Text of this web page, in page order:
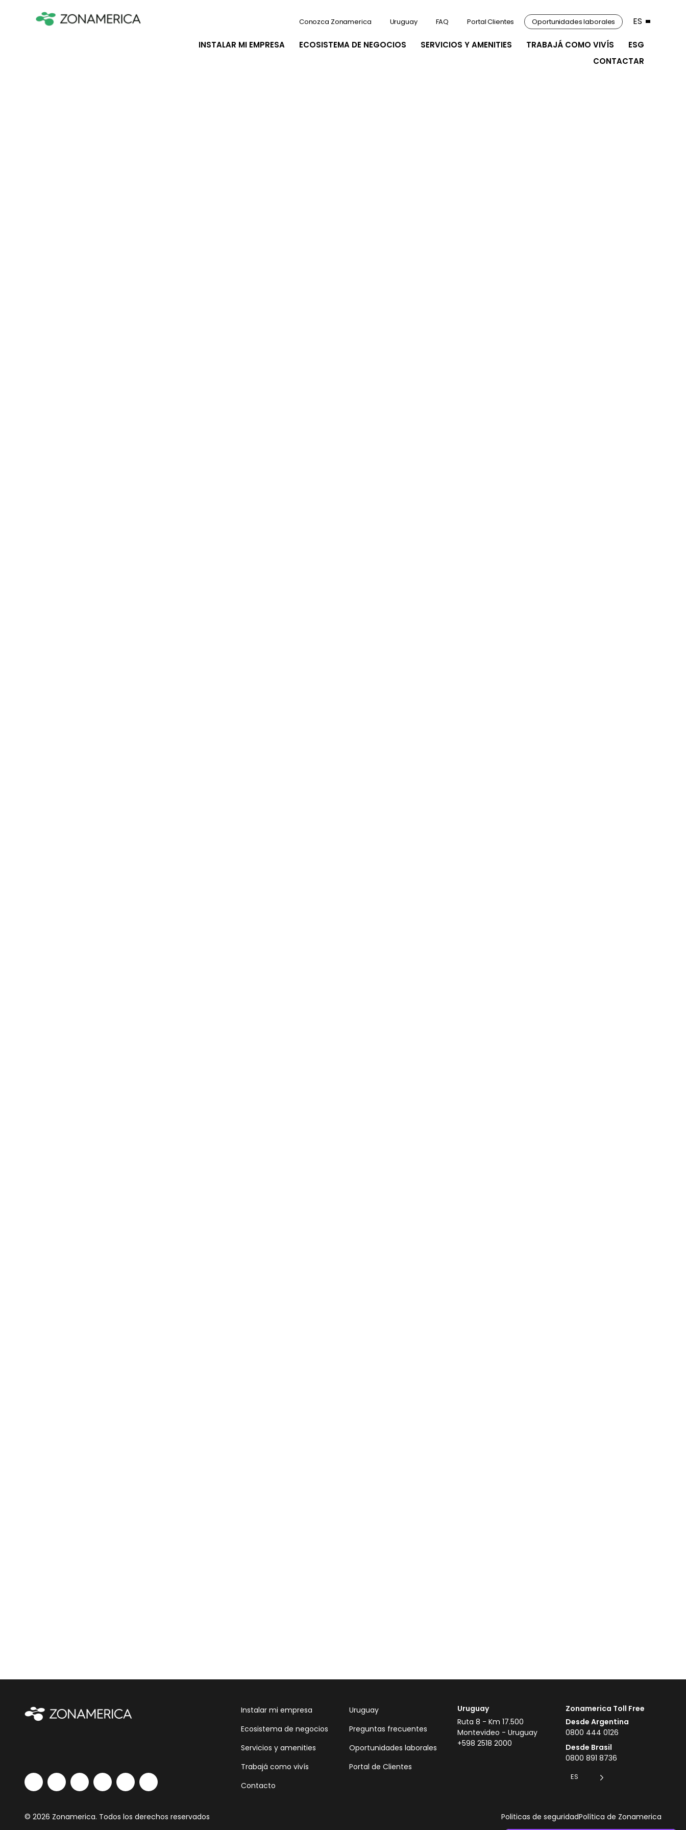
INSTALAR MI EMPRESA ECOSISTEMA DE NEGOCIOS SERVICIOS Y AMENITIES TRABAJÁ COMO VIVÍS
ESG
CONTACTAR
Conozca Zonamerica Uruguay FAQ Portal Clientes Oportunidades laborales ES
Instalar mi empresa
Ecosistema de negocios
Servicios y amenities
Trabajá como vivís
Contacto
Uruguay
Preguntas frecuentes
Oportunidades laborales
Portal de Clientes
Uruguay
Ruta 8 - Km 17.500
Montevideo - Uruguay
+598 2518 2000
Zonamerica Toll Free
Desde Argentina
0800 444 0126
Desde Brasil
0800 891 8736
ES
© 2026 Zonamerica. Todos los derechos reservados Politicas de seguridadPolítica de Zonamerica